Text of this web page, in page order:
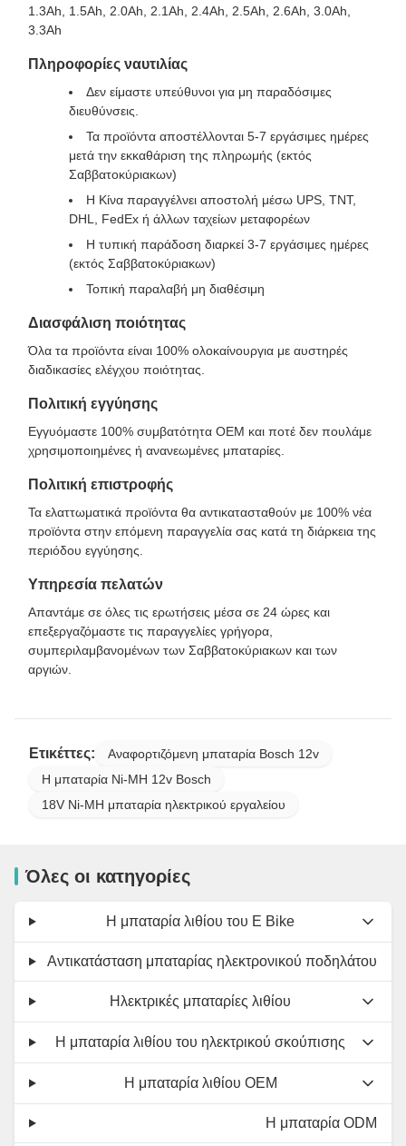
1.3Ah, 1.5Ah, 2.0Ah, 2.1Ah, 2.4Ah, 2.5Ah, 2.6Ah, 3.0Ah,
3.3Ah
Πληροφορίες ναυτιλίας
Δεν είμαστε υπεύθυνοι για μη παραδόσιμες
διευθύνσεις.
Τα προϊόντα αποστέλλονται 5-7 εργάσιμες ημέρες
μετά την εκκαθάριση της πληρωμής (εκτός
Σαββατοκύριακων)
Η Κίνα παραγγέλνει αποστολή μέσω UPS, TNT,
DHL, FedEx ή άλλων ταχείων μεταφορέων
Η τυπική παράδοση διαρκεί 3-7 εργάσιμες ημέρες
(εκτός Σαββατοκύριακων)
Τοπική παραλαβή μη διαθέσιμη
Διασφάλιση ποιότητας
Όλα τα προϊόντα είναι 100% ολοκαίνουργια με αυστηρές
διαδικασίες ελέγχου ποιότητας.
Πολιτική εγγύησης
Εγγυόμαστε 100% συμβατότητα OEM και ποτέ δεν πουλάμε
χρησιμοποιημένες ή ανανεωμένες μπαταρίες.
Πολιτική επιστροφής
Τα ελαττωματικά προϊόντα θα αντικατασταθούν με 100% νέα
προϊόντα στην επόμενη παραγγελία σας κατά τη διάρκεια της
περιόδου εγγύησης.
Υπηρεσία πελατών
Απαντάμε σε όλες τις ερωτήσεις μέσα σε 24 ώρες και
επεξεργαζόμαστε τις παραγγελίες γρήγορα,
συμπεριλαμβανομένων των Σαββατοκύριακων και των
αργιών.
Ετικέττες:
Αναφορτιζόμενη μπαταρία Bosch 12v
Η μπαταρία Ni-MH 12v Bosch
18V Ni-MH μπαταρία ηλεκτρικού εργαλείου
Όλες οι κατηγορίες
Η μπαταρία λιθίου του E Bike
Αντικατάσταση μπαταρίας ηλεκτρονικού ποδηλάτου
Ηλεκτρικές μπαταρίες λιθίου
Η μπαταρία λιθίου του ηλεκτρικού σκούπισης
Η μπαταρία λιθίου OEM
Η μπαταρία ODM